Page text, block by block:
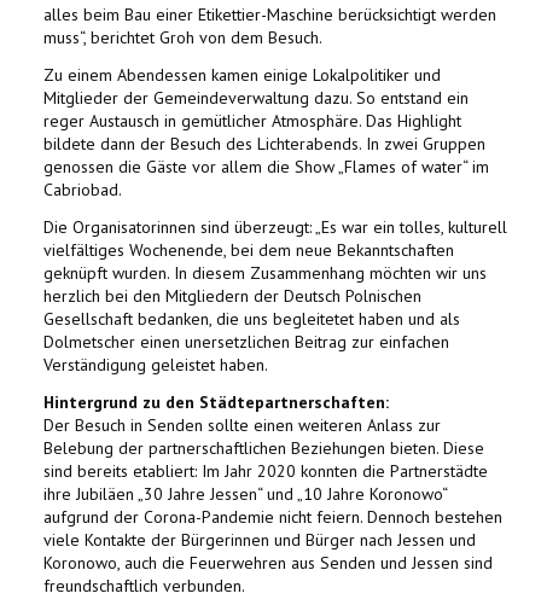
alles beim Bau einer Etikettier-Maschine berücksichtigt werden
muss“, berichtet Groh von dem Besuch.
Zu einem Abendessen kamen einige Lokalpolitiker und
Mitglieder der Gemeindeverwaltung dazu. So entstand ein
reger Austausch in gemütlicher Atmosphäre. Das Highlight
bildete dann der Besuch des Lichterabends. In zwei Gruppen
genossen die Gäste vor allem die Show „Flames of water“ im
Cabriobad.
Die Organisatorinnen sind überzeugt: „Es war ein tolles, kulturell
vielfältiges Wochenende, bei dem neue Bekanntschaften
geknüpft wurden. In diesem Zusammenhang möchten wir uns
herzlich bei den Mitgliedern der Deutsch Polnischen
Gesellschaft bedanken, die uns begleitetet haben und als
Dolmetscher einen unersetzlichen Beitrag zur einfachen
Verständigung geleistet haben.
Hintergrund zu den Städtepartnerschaften:
Der Besuch in Senden sollte einen weiteren Anlass zur
Belebung der partnerschaftlichen Beziehungen bieten. Diese
sind bereits etabliert: Im Jahr 2020 konnten die Partnerstädte
ihre Jubiläen „30 Jahre Jessen“ und „10 Jahre Koronowo“
aufgrund der Corona-Pandemie nicht feiern. Dennoch bestehen
viele Kontakte der Bürgerinnen und Bürger nach Jessen und
Koronowo, auch die Feuerwehren aus Senden und Jessen sind
freundschaftlich verbunden.